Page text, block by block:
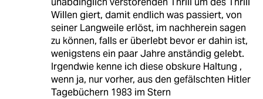
Willen giert, damit endlich was passiert, von
seiner Langweile erlöst, im nachherein sagen
zu können, falls er überlebt bevor er dahin ist,
wenigstens ein paar Jahre anständig gelebt.
Irgendwie kenne ich diese obskure Haltung ,
wenn ja, nur vorher, aus den gefälschten Hitler
Tagebüchern 1983 im Stern